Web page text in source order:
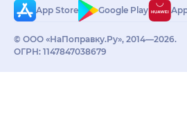
App Store
Google Play
© ООО «НаПоправку.Ру», 2014—2026.
ОГРН: 1147847038679